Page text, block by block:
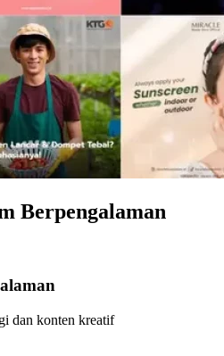
Berpengalaman
dan konten kreatif